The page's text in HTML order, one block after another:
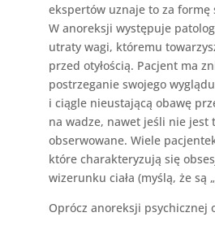
ekspertów uznaje to za formę
W anoreksji występuje
utraty wagi, któremu
przed otyłością. Pacjent ma
postrzeganie swojego
i ciągle nieustającą obawę
na wadze, nawet jeśli nie jest
obserwowane. Wiele
które charakteryzują się
wizerunku ciała (myślą, że są
Oprócz anoreksji psychicznej